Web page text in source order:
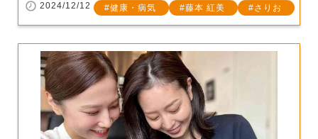
2024/12/12 健康・病気 藤本 紅美 さりお